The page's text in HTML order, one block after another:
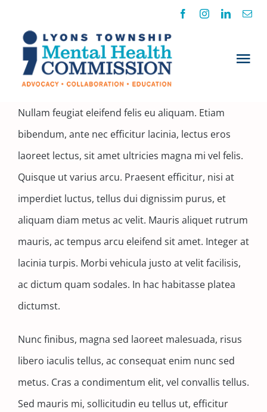
About Us
Our Impact
Resource Guide
Nullam feugiat eleifend felis eu aliquam. Etiam
bibendum, ante nec efficitur lacinia, lectus eros
laoreet lectus, sit amet ultricies magna mi vel felis.
Quisque ut varius arcu. Praesent efficitur, nisi at
imperdiet luctus, tellus dui dignissim purus, et
aliquam diam metus ac velit. Mauris aliquet rutrum
mauris, ac tempus arcu eleifend sit amet. Integer at
lacinia turpis. Morbi vehicula justo at velit facilisis,
ac dictum quam sodales. In hac habitasse platea
dictumst.
Nunc finibus, magna sed laoreet malesuada, risus
libero iaculis tellus, ac consequat enim nunc sed
metus. Cras a condimentum elit, vel convallis tellus.
Sed mauris mi, sollicitudin eu tellus ut, efficitur